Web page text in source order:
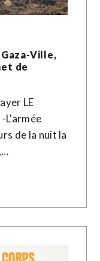
Ville,
de
LE
L'armée
de la nuit la